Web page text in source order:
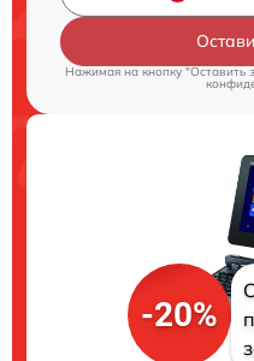
Нажимая на кнопку "Оставить
-20%